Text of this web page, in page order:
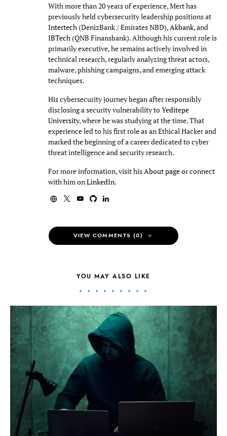
With more than 20 years of experience, Mert has
previously held cybersecurity leadership positions at
Intertech(DenizBank / Emirates NBD),Akbank, and
IBTech(QNB Finansbank). Although his current role is
primarily executive, he remains actively involved in
technical research, regularly analyzing threat actors,
malware, phishing campaigns, and emerging attack
techniques.
His cybersecurity journey began after responsibly
disclosing a security vulnerability toYeditepe
University, where he was studying at the time. That
experience led to his first role as an Ethical Hacker and
marked the beginning of a career dedicated to cyber
threat intelligence and security research.
For more information, visit hisAbout pageor connect
with him onLinkedIn.
VIEW COMMENTS (0)
YOU MAY ALSO LIKE